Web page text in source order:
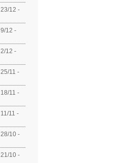
12 -
12 -
12 -
11 -
11 -
11 -
10 -
10 -